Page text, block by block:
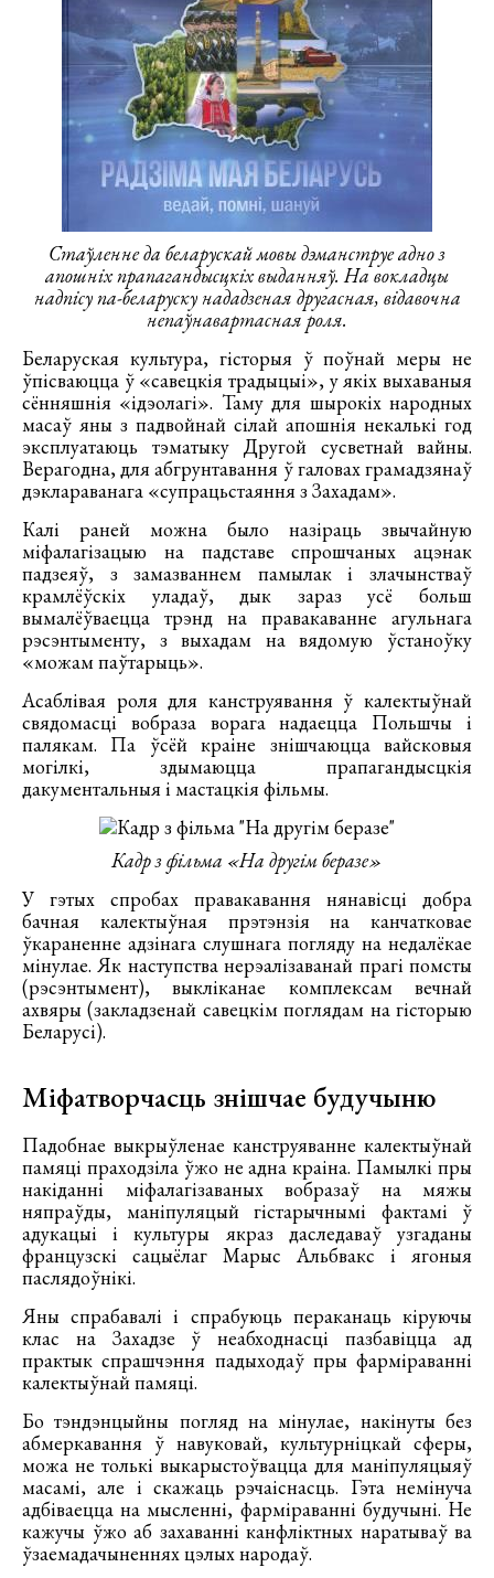
Стаўленне да беларускай мовы дэманструе адно з
апошніх прапагандысцкіх выданняў. На вокладцы
надпісу па-беларуску нададзеная другасная, відавочна
непаўнавартасная роля.
Беларуская культура, гісторыя ў поўнай меры не
ўпісваюцца ў «савецкія традыцыі», у якіх выхаваныя
сённяшнія «ідэолагі». Таму для шырокіх народных
масаў яны з падвойнай сілай апошнія некалькі год
эксплуатаюць тэматыку Другой сусветнай вайны.
Верагодна, для абгрунтавання ў галовах грамадзянаў
дэклараванага «супрацьстаяння з Захадам».
Калі раней можна было назіраць звычайную
міфалагізацыю на падставе спрошчаных ацэнак
падзеяў, з замазваннем памылак і злачынстваў
крамлёўскіх уладаў, дык зараз усё больш
вымалёўваецца трэнд на правакаванне агульнага
рэсэнтыменту, з выхадам на вядомую ўстаноўку
«можам паўтарыць».
Асаблівая роля для канструявання ў калектыўнай
свядомасці вобраза ворага надаецца Польшчы і
палякам. Па ўсёй краіне знішчаюцца вайсковыя
могілкі, здымаюцца прапагандысцкія
дакументальныя і мастацкія фільмы.
Кадр з фільма «На другім беразе»
У гэтых спробах правакавання нянавісці добра
бачная калектыўная прэтэнзія на канчатковае
ўкараненне адзінага слушнага погляду на недалёкае
мінулае. Як наступства нерэалізаванай прагі помсты
(рэсэнтымент), выкліканае комплексам вечнай
ахвяры (закладзенай савецкім поглядам на гісторыю
Беларусі).
Міфатворчасць знішчае будучыню
Падобнае выкрыўленае канструяванне калектыўнай
памяці праходзіла ўжо не адна краіна. Памылкі пры
накіданні міфалагізаваных вобразаў на мяжы
няпраўды, маніпуляцый гістарычнымі фактамі ў
адукацыі і культуры якраз даследаваў узгаданы
французскі сацыёлаг Марыс Альбвакс і ягоныя
паслядоўнікі.
Яны спрабавалі і спрабуюць пераканаць кіруючы
клас на Захадзе ў неабходнасці пазбавіцца ад
практык спрашчэння падыходаў пры фарміраванні
калектыўнай памяці.
Бо тэндэнцыйны погляд на мінулае, накінуты без
абмеркавання ў навуковай, культурніцкай сферы,
можа не толькі выкарыстоўвацца для маніпуляцыяў
масамі, але і скажаць рэчаіснасць. Гэта немінуча
адбіваецца на мысленні, фарміраванні будучыні. Не
кажучы ўжо аб захаванні канфліктных наратываў ва
ўзаемадачыненнях цэлых народаў.